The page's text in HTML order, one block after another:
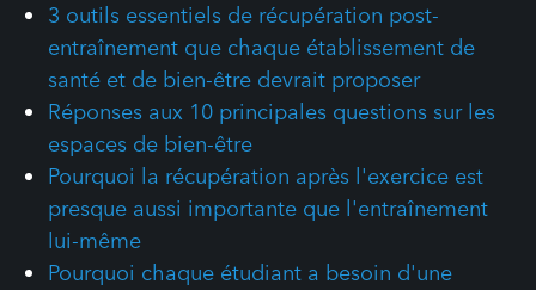
3 outils essentiels de récupération post-
entraînement que chaque établissement de
santé et de bien-être devrait proposer
Réponses aux 10 principales questions sur les
espaces de bien-être
Pourquoi la récupération après l'exercice est
presque aussi importante que l'entraînement
lui-même
Pourquoi chaque étudiant a besoin d'une